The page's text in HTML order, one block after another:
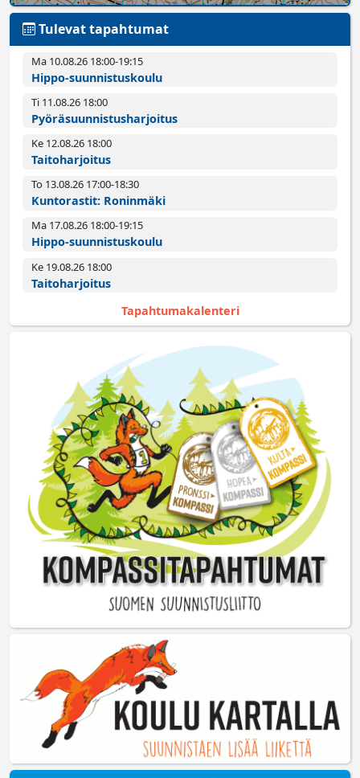
Tulevat tapahtumat
Ma 10.08.26 18:00­-19:15
Hippo-suunnistuskoulu
Ti 11.08.26 18:00­
Pyörä­suunnistus­harjoitus
Ke 12.08.26 18:00­
Taitoharjoitus
To 13.08.26 17:00­-18:30
Kuntorastit: Roninmäki
Ma 17.08.26 18:00­-19:15
Hippo-suunnistuskoulu
Ke 19.08.26 18:00­
Taitoharjoitus
Tapahtumakalenteri